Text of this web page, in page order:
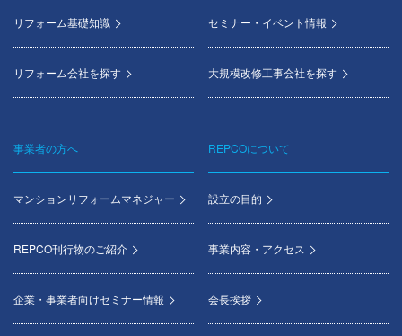
リフォーム基礎知識
リフォーム会社を探す
セミナー・イベント情報
大規模改修工事会社を探す
事業者の方へ
マンションリフォームマネジャー
REPCO刊行物のご紹介
企業・事業者向けセミナー情報
REPCOについて
設立の目的
事業内容・アクセス
会長挨拶